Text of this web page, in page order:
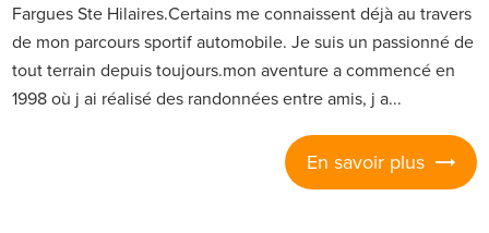
Fargues Ste Hilaires. ​ Certains me connaissent déjà au travers
de mon parcours sportif automobile. Je suis un passionné de
tout terrain depuis toujours. ​ mon aventure a commencé en
1998 où j ai réalisé des randonnées entre amis, j a...
En savoir plus